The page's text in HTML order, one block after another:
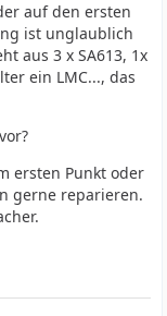
auf den ersten
ist unglaublich
aus 3 x SA613, 1x
ein LMC..., das
ersten Punkt oder
gerne reparieren.